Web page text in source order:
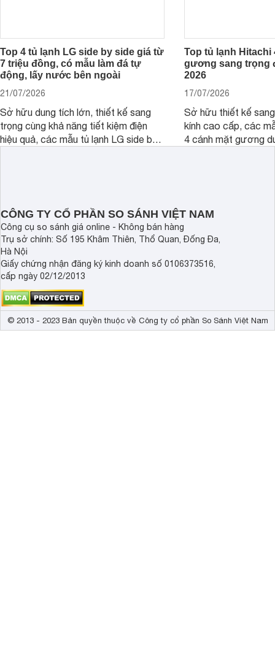
Top 4 tủ lạnh LG side by side giá từ
7 triệu đồng, có mẫu làm đá tự
động, lấy nước bên ngoài
21/07/2026
Sở hữu dung tích lớn, thiết kế sang
trọng cùng khả năng tiết kiệm điện
hiệu quả, các mẫu tủ lạnh LG side by
đồng đáng chú ý trong năm 2026.
Top tủ lạnh Hitachi
gương sang trọng
2026
17/07/2026
Sở hữu thiết kế
kính cao cấp, các
4 cánh mặt gương
CÔNG TY CỔ PHẦN SO SÁNH VIỆT NAM
Công cụ so sánh giá online - Không bán hàng
Trụ sở chính: Số 195 Khâm Thiên, Thổ Quan, Đống Đa,
Hà Nội
Giấy chứng nhận đăng ký kinh doanh số 0106373516,
cấp ngày 02/12/2013
© 2013 - 2023 Bản quyền thuộc về Công ty cổ phần So Sánh Việt Nam